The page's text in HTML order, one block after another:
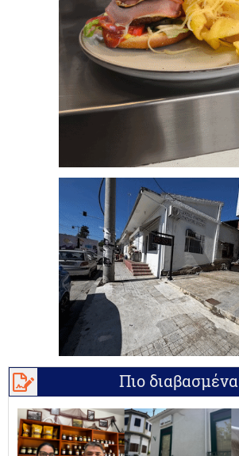
Πιο διαβασμένα